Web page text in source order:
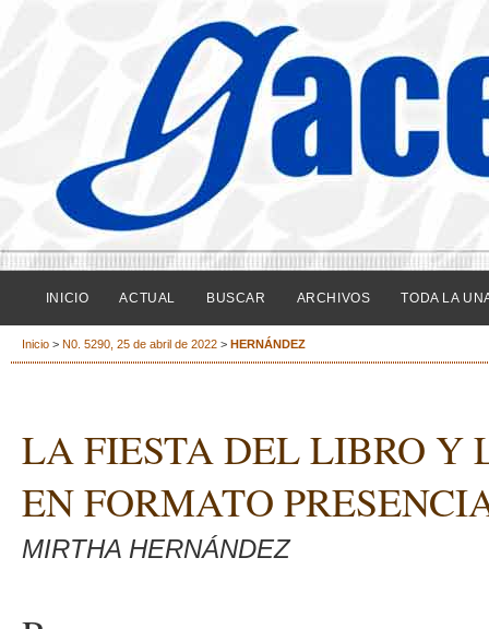
INICIO ACTUAL BUSCAR ARCHIVOS TODA LA
Inicio > N0. 5290, 25 de abril de 2022 > HERNÁNDEZ
LA FIESTA DEL LIBRO Y
EN FORMATO
MIRTHA HERNÁNDEZ